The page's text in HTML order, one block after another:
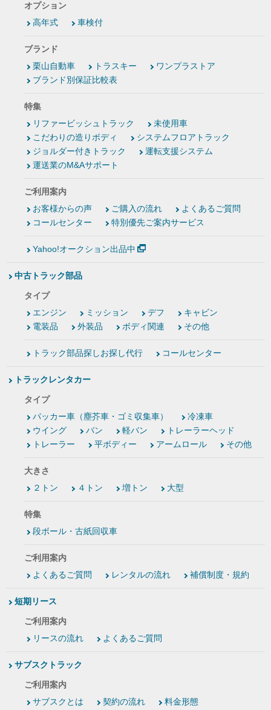
オプション
高年式
車検付
ブランド
栗山自動車
トラスキー
ワンプラストア
ブランド別保証比較表
特集
リファービッシュトラック
未使用車
こだわりの造りボディ
システムフロアトラック
ジョルダー付きトラック
運転支援システム
運送業のM&Aサポート
ご利用案内
お客様からの声
ご購入の流れ
よくあるご質問
コールセンター
特別優先ご案内サービス
Yahoo!オークション出品中
中古トラック部品
タイプ
エンジン
ミッション デフ
キャビン
電装品
外装品 ボディ関連 その他
トラック部品探しお探し代行 コールセンター
トラックレンタカー
タイプ
パッカー車（塵芥車・ゴミ収集車）
冷凍車
ウイング
バン 軽バン
トレーラーヘッド
トレーラー
平ボディー アームロール その他
大きさ
２トン
４トン 増トン 大型
特集
段ボール・古紙回収車
ご利用案内
よくあるご質問
レンタルの流れ 補償制度・規約
短期リース
ご利用案内
リースの流れ
よくあるご質問
サブスクトラック
ご利用案内
サブスクとは
契約の流れ
料金形態